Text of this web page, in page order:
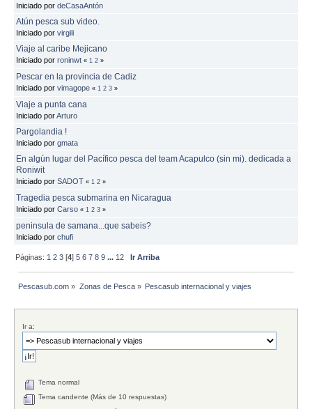
Iniciado por deCasaAntón
Atún pesca sub video.
Iniciado por virgili
Viaje al caribe Mejicano
Iniciado por roninwt « 1 2 »
Pescar en la provincia de Cadiz
Iniciado por vimagope « 1 2 3 »
Viaje a punta cana
Iniciado porArturo
Pargolandia !
Iniciado por gmata
En algún lugar del Pacífico pesca del team Acapulco (sin mi). dedicada a
Roniwit
Iniciado por SADOT « 1 2 »
Tragedia pesca submarina en Nicaragua
Iniciado por Carso « 1 2 3 »
peninsula de samana...que sabeis?
Iniciado por chufi
Páginas: 1 2 3 [4]5 6 7 8 9 ... 12 Ir Arriba
Pescasub.com » Zonas de Pesca» Pescasub internacional y viajes
Ir a:
Tema normal
Tema candente (Más de 10 respuestas)